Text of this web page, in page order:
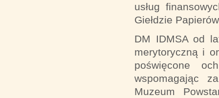
usług
Giełdzie
DM IDMSA od
merytoryczną i
poświęcone
wspomagając
Muzeum